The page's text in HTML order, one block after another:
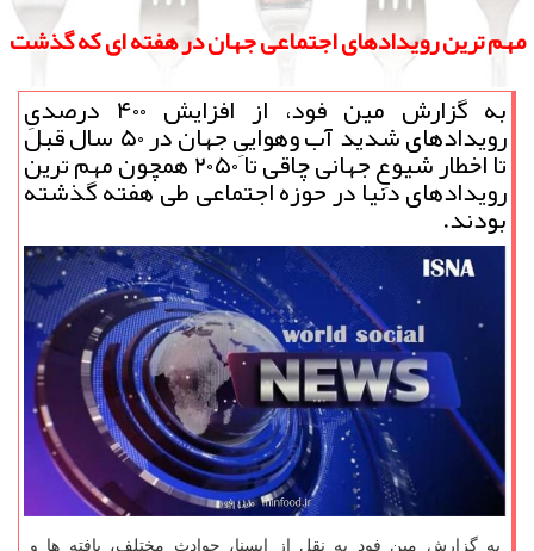
مهم ترین رویدادهای اجتماعی جهان در هفته ای که گذشت
به گزارش مین فود، از افزایش ۴۰۰ درصدیِ
رویدادهای شدید آب وهواییِ جهان در ۵۰ سال قبل
تا اخطار شیوعِ جهانی چاقی تا ۲۰۵۰ همچون مهم ترین
رویدادهای دنیا در حوزه اجتماعی طی هفته گذشته
بودند.
به گزارش مین فود به نقل از ایسنا، حوادث مختلف، یافته ها و